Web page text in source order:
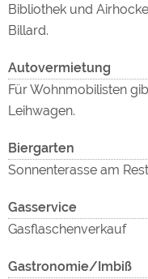
Bibliothek und
Billard.
Autovermietung
Für Wohnmobilisten
Leihwagen.
Biergarten
Sonnenterasse am
Gasservice
Gasflaschenverkauf
Gastronomie/Imbiß